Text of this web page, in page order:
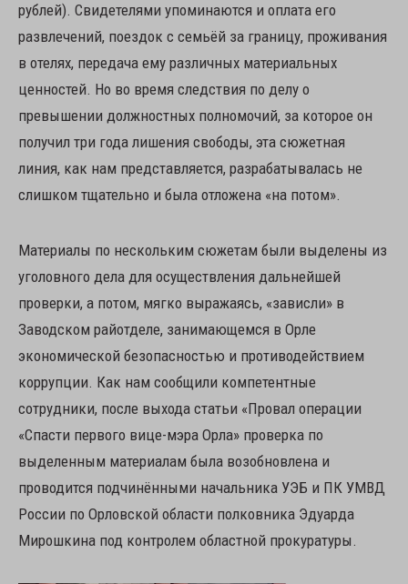
рублей). Свидетелями упоминаются и оплата его
развлечений, поездок с семьёй за границу, проживания
в отелях, передача ему различных материальных
ценностей. Но во время следствия по делу о
превышении должностных полномочий, за которое он
получил три года лишения свободы, эта сюжетная
линия, как нам представляется, разрабатывалась не
слишком тщательно и была отложена «на потом».
Материалы по нескольким сюжетам были выделены из
уголовного дела для осуществления дальнейшей
проверки, а потом, мягко выражаясь, «зависли» в
Заводском райотделе, занимающемся в Орле
экономической безопасностью и противодействием
коррупции. Как нам сообщили компетентные
сотрудники, после выхода статьи «Провал операции
«Спасти первого вице-мэра Орла» проверка по
выделенным материалам была возобновлена и
проводится подчинёнными начальника УЭБ и ПК УМВД
России по Орловской области полковника Эдуарда
Мирошкина под контролем областной прокуратуры.